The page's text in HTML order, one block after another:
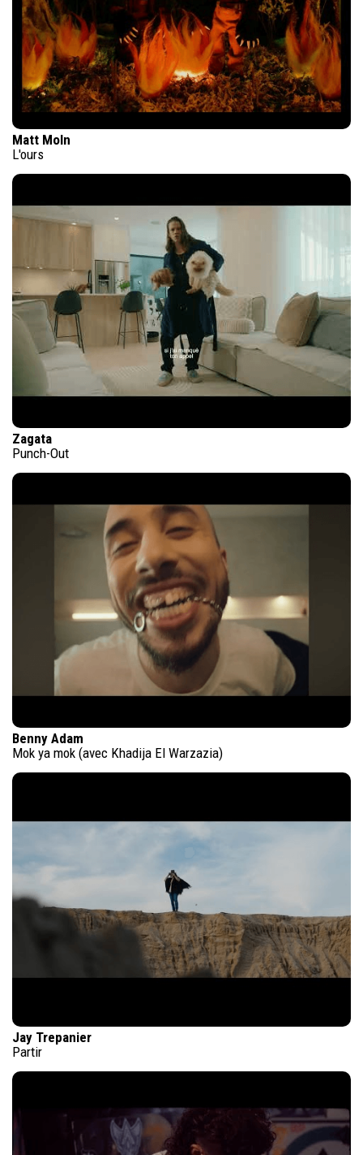
Matt Moln
L'ours
Zagata
Punch-Out
Benny Adam
Mok ya mok (avec Khadija El Warzazia)
Jay Trepanier
Partir